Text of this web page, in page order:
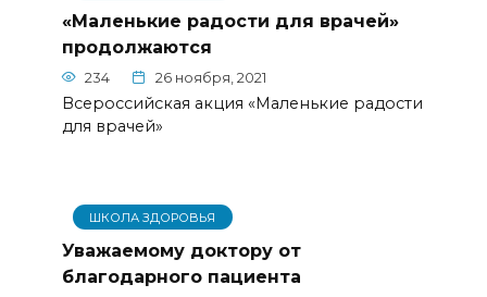
«Маленькие радости для врачей»
продолжаются
234 26 ноября, 2021
Всероссийская акция «Маленькие радости
для врачей»
ШКОЛА ЗДОРОВЬЯ
Уважаемому доктору от
благодарного пациента